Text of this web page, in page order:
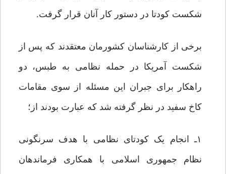
شکست کودتا در دستور کار آنان قرار گرفت.
برخی از کارشناسان کشورمان معتقدند که پس از
شکست آمریکا در حمله نظامی به طبس، دو
راهکار برای جبران این مسئله از سوی مقامات
کاخ سفید در نظر گرفته شد که عبارت بودند از؛
۱ـ انجام یک کودتای نظامی با هدف سرنگونی
نظام جمهوری اسلامی با همکاری فرماندهان